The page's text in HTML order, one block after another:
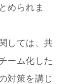
められま
しては、共
ーム化した
対策を講じ